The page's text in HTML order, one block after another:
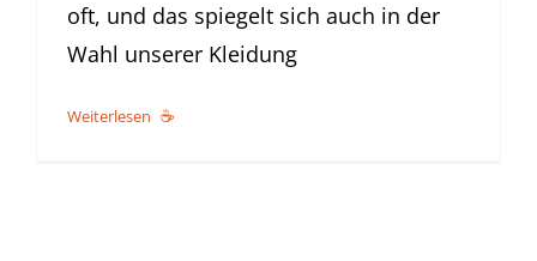
oft, und das spiegelt sich auch in der
Wahl unserer Kleidung
Weiterlesen